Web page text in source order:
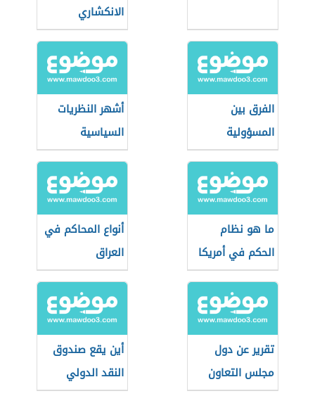
الانكشاري
الفرق بين
المسؤولية
التقصيرية
والعقدية
أشهر النظريات
السياسية
ما هو نظام
الحكم في أمريكا
أنواع المحاكم في
العراق
تقرير عن دول
مجلس التعاون
الخليجي
أين يقع صندوق
النقد الدولي